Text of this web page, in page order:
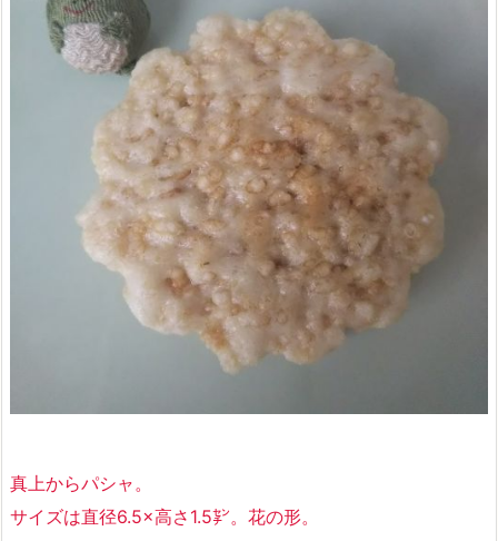
真上からパシャ。
サイズは直径6.5×高さ1.5㌢。 花の形。